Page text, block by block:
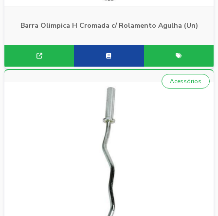
Barra Olimpica H Cromada c/ Rolamento Agulha (Un)
Acessórios